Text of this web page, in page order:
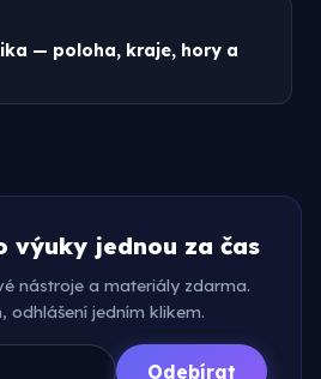
— poloha, kraje, hory a
výuky jednou za čas
nástroje a materiály zdarma.
odhlášení jedním klikem.
Odebírat